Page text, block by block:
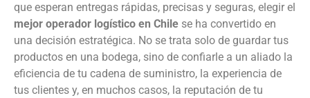
que esperan entregas rápidas, precisas y seguras, elegir el
mejor operador logístico en Chile se ha convertido en
una decisión estratégica. No se trata solo de guardar tus
productos en una bodega, sino de confiarle a un aliado la
eficiencia de tu cadena de suministro, la experiencia de
tus clientes y, en muchos casos, la reputación de tu